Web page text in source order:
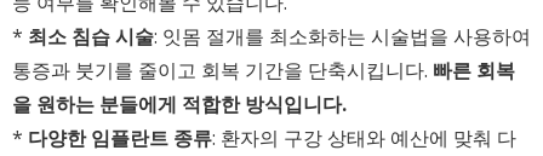
* 최소 침습 시술: 잇몸 절개를 최소화하는 시술법을 사용하여
통증과 붓기를 줄이고 회복 기간을 단축시킵니다. 빠른 회복
을 원하는 분들에게 적합한 방식입니다.
* 다양한 임플란트 종류: 환자의 구강 상태와 예산에 맞춰 다